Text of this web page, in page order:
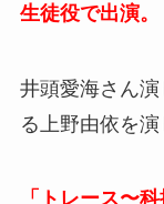
生徒役で出演。
井頭愛海さん
る 上野由依を演
「トレース〜